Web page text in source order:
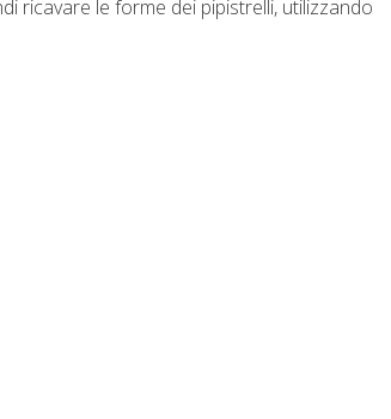
ricavare le forme dei pipistrelli, utilizzando